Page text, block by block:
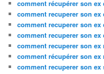
comment récupérer son
comment recuperer son
comment recuperer son
comment recuperer son
comment recuperer son ex
comment récupérer son ex
comment recuperer son